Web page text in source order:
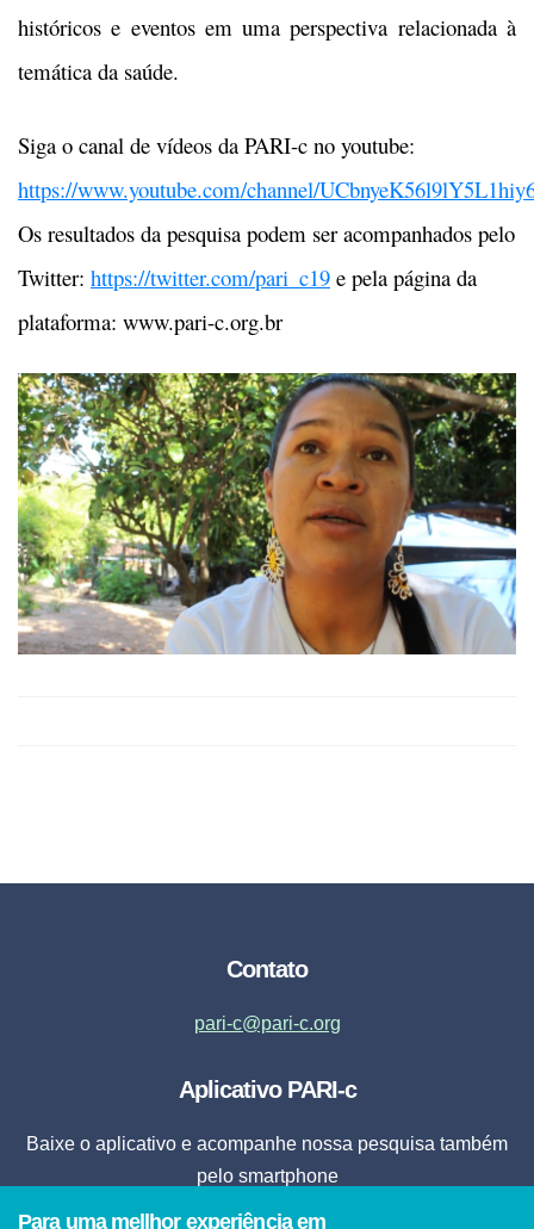
históricos e eventos em uma perspectiva relacionada à
temática da saúde.
Siga o canal de vídeos da PARI-c no youtube:
https://www.youtube.com/channel/
Os resultados da pesquisa podem ser acompanhados pelo
Twitter: https://twitter.com/pari_c19 e pela página da
plataforma: www.pari-c.org.br
Contato
pari-c@pari-c.org
Aplicativo PARI-c
Baixe o aplicativo e acompanhe nossa pesquisa também
pelo smartphone
Para uma mellhor experiência em